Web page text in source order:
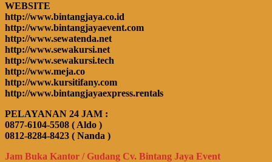
WEBSITE
http://www.bintangjaya.co.id
http://www.bintangjayaevent.com
http://www.sewatenda.net
http://www.sewakursi.net
http://www.sewakursi.tech
http://www.meja.co
http://www.kursitifany.com
http://www.bintangjayaexpress.rentals
PELAYANAN 24 JAM :
0877-6104-5508 ( Aldo )
0812-8284-8423 ( Nanda )
Jam Buka Kantor / Gudang Cv. Bintang Jaya Event